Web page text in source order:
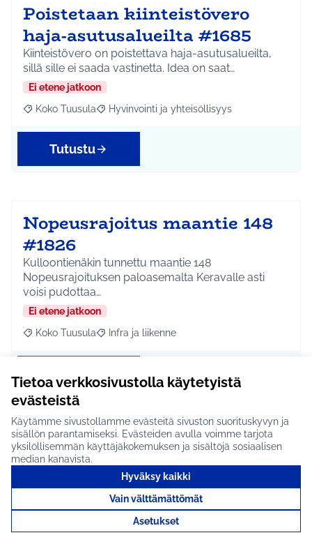
Tietoa verkkosivustolla käytetyistä
evästeistä
Käytämme sivustollamme evästeitä sivuston suorituskyvyn ja
sisällön parantamiseksi. Evästeiden avulla voimme tarjota
yksilöllisemmän käyttäjäkokemuksen ja sisältöjä sosiaalisen
median kanavista.
Hyväksy kaikki
Vain välttämättömät
Asetukset
Poistetaan kiinteistövero
haja-asutusalueilta #1685
Kiinteistövero on poistettava haja-asutusalueilta,
sillä sille ei saada vastinetta. Idea on saat…
Ei etene jatkoon
Rajaa tulokset aihepiirin mukaan: Koko Tuusula
Koko Tuusula Rajaa tulokset teeman mukaan: Hyvinvointi ja
Hyvinvointi ja yhteisöllisyys
Tutustu
Nopeusrajoitus maantie 148
#1826
Kulloontienäkin tunnettu maantie 148
Nopeusrajoituksen paloasemalta Keravalle asti
voisi pudottaa…
Ei etene jatkoon
Rajaa tulokset aihepiirin mukaan: Koko Tuusula
Koko Tuusula Rajaa tulokset teeman mukaan: Infra ja liikenne
Infra ja liikenne
HSL:n reittiverkoston
uudistus #1684
Uudistetaan HSL:n reittiverkosto palvelemaan
asukkaita paremmin. Lisää suoria yhteyksiä.
Ei etene jatkoon